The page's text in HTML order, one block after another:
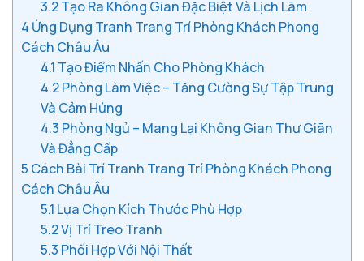
3.2Tạo Ra Không Gian Đặc Biệt Và Lịch Lãm
4 Ứng Dụng Tranh Trang Trí Phòng Khách Phong
Cách Châu Âu
4.1 Tạo Điểm Nhấn Cho Phòng Khách
4.2Phòng Làm Việc – Tăng Cường Sự Tập Trung
Và Cảm Hứng
4.3 Phòng Ngủ – Mang Lại Không Gian Thư Giãn
Và Đẳng Cấp
5 Cách Bài Trí Tranh Trang Trí Phòng Khách Phong
Cách Châu Âu
5.1 Lựa Chọn Kích Thước Phù Hợp
5.2Vị Trí Treo Tranh
5.3 Phối Hợp Với Nội Thất